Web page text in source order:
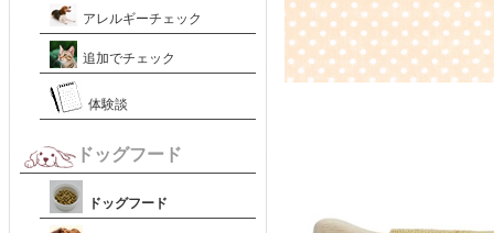
アレルギーチェック
追加でチェック
体験談
ドッグフード
ドッグフード